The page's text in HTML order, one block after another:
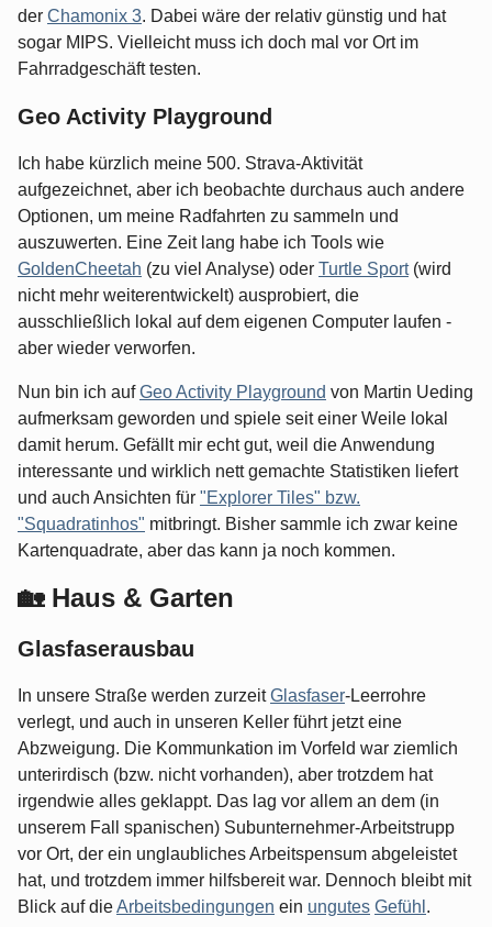
der Chamonix 3. Dabei wäre der relativ günstig und hat
sogar MIPS. Vielleicht muss ich doch mal vor Ort im
Fahrradgeschäft testen.
Geo Activity Playground
Ich habe kürzlich meine 500. Strava-Aktivität
aufgezeichnet, aber ich beobachte durchaus auch andere
Optionen, um meine Radfahrten zu sammeln und
auszuwerten. Eine Zeit lang habe ich Tools wie
GoldenCheetah (zu viel Analyse) oder Turtle Sport(wird
nicht mehr weiterentwickelt) ausprobiert, die
ausschließlich lokal auf dem eigenen Computer laufen -
aber wieder verworfen.
Nun bin ich aufGeo Activity Playground von Martin Ueding
aufmerksam geworden und spiele seit einer Weile lokal
damit herum. Gefällt mir echt gut, weil die Anwendung
interessante und wirklich nett gemachte Statistiken liefert
und auch Ansichten für "Explorer Tiles" bzw.
"Squadratinhos" mitbringt. Bisher sammle ich zwar keine
Kartenquadrate, aber das kann ja noch kommen.
🏡 Haus & Garten
Glasfaserausbau
In unsere Straße werden zurzeitGlasfaser-Leerrohre
verlegt, und auch in unseren Keller führt jetzt eine
Abzweigung. Die Kommunkation im Vorfeld war ziemlich
unterirdisch (bzw. nicht vorhanden), aber trotzdem hat
irgendwie alles geklappt. Das lag vor allem an dem (in
unserem Fall spanischen) Subunternehmer-Arbeitstrupp
vor Ort, der ein unglaubliches Arbeitspensum abgeleistet
hat, und trotzdem immer hilfsbereit war. Dennoch bleibt mit
Blick auf dieArbeitsbedingungen ein ungutes Gefühl .